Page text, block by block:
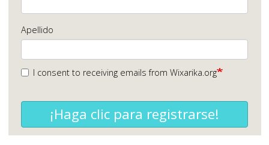
Apellido
I consent to receiving emails from Wixarika.org
¡Haga clic para registrarse!